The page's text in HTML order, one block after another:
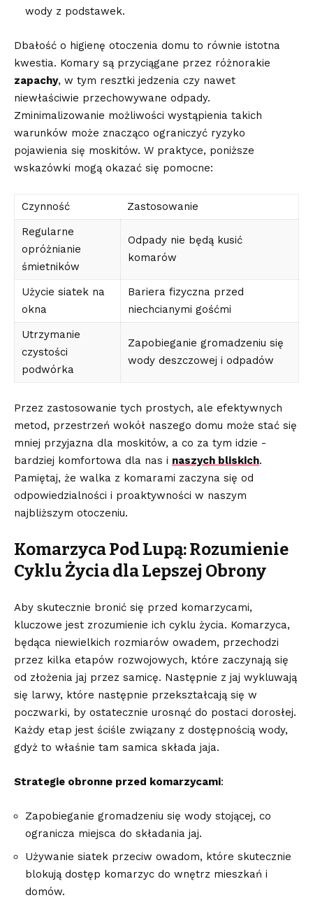
⁤wody z podstawek.
Dbałość o‍ higienę otoczenia domu to równie istotna
⁢kwestia. Komary są przyciągane przez różnorakie
zapachy, w tym resztki jedzenia czy nawet
niewłaściwie przechowywane odpady.
Zminimalizowanie możliwości wystąpienia takich
warunków może znacząco ​ograniczyć ryzyko
pojawienia ​się​ moskitów. W praktyce, poniższe
wskazówki mogą ⁤okazać się pomocne:
Czynność
Zastosowanie
Regularne
opróżnianie
⁣śmietników
Odpady ⁢nie będą ⁣kusić
komarów
Użycie siatek na
okna
Bariera fizyczna ‍przed⁣
niechcianymi gośćmi
Utrzymanie‍
czystości
podwórka
Zapobieganie gromadzeniu się‌
wody deszczowej i odpadów
Przez zastosowanie tych prostych, ale⁢ efektywnych
metod, przestrzeń‍ wokół naszego domu może ‌stać się⁢
mniej przyjazna dla moskitów, a⁢ co za tym idzie -⁣
bardziej komfortowa ⁢dla nas‍ i naszych ⁣bliskich.
Pamiętaj, że walka z ‍komarami zaczyna się od
odpowiedzialności i proaktywności w naszym
najbliższym otoczeniu.
Komarzyca Pod Lupą: Rozumienie
Cyklu Życia dla‌ Lepszej⁤ Obrony
Aby skutecznie bronić się przed komarzycami,
kluczowe jest zrozumienie ich cyklu życia. Komarzyca,⁢
będąca⁤ niewielkich ​rozmiarów owadem, ​przechodzi
przez kilka etapów⁤ rozwojowych, które zaczynają się
od⁤ złożenia jaj przez samicę. Następnie‍ z​ jaj wykluwają
się larwy, które następnie ​przekształcają się w
poczwarki, by ostatecznie urosnąć do postaci dorosłej.‌
Każdy etap jest ściśle związany‍ z dostępnością wody,
gdyż to⁤ właśnie tam samica ⁣składa jaja.
Strategie obronne przed komarzycami:
Zapobieganie gromadzeniu się wody stojącej, co
⁣ogranicza miejsca do składania⁣ jaj.
Używanie siatek przeciw owadom, które skutecznie
blokują dostęp komarzyc do wnętrz mieszkań i
domów.